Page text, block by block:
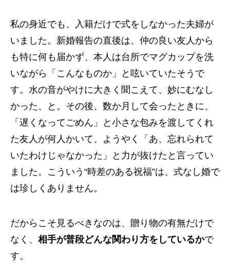
私の身近でも、入籍だけで式をしなかった夫婦が
いました。新婚報告の直後は、仲の良い友人から
も特に何も届かず、本人は台所でマグカップを洗
いながら「こんなものか」と呟いていたそうで
す。水の音がやけに大きく聞こえて、妙にむなし
かった、と。その後、数か月して会ったときに、
「遅くなってごめん」と小さな包みを渡してくれ
た友人が何人かいて、ようやく「あ、忘れられて
いたわけじゃなかった」と力が抜けたと言ってい
ました。こういう“時差のある祝福”は、式なし婚で
は珍しくありません。
だからこそ見るべきなのは、贈り物の有無だけで
なく、 相手が普段どんな関わり方をしているかで
す。